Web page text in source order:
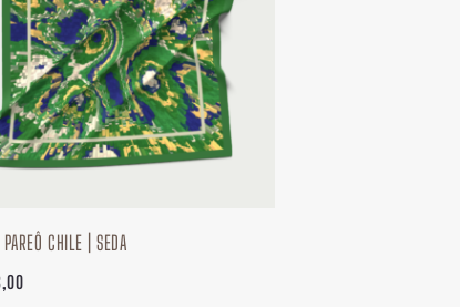
CHILE | SEDA